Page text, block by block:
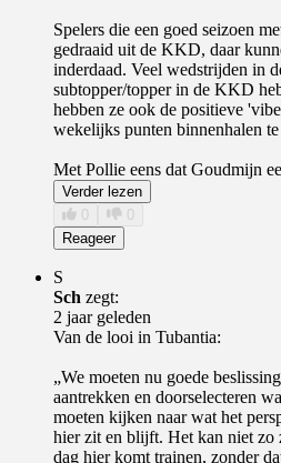
Spelers die een goed seizoen
gedraaid uit de KKD, daar
inderdaad. Veel wedstrijden in
subtopper/topper in de KKD
hebben ze ook de positieve
wekelijks punten binnenhalen
Met Pollie eens dat Goudmijn
Verder lezen
0
0
Reageer
S
Sch zegt:
2 jaar geleden
Van de looi in Tubantia:
„We moeten nu goede
aantrekken en doorselecteren
moeten kijken naar wat het
hier zit en blijft. Het kan niet zo
dag hier komt trainen, zonder